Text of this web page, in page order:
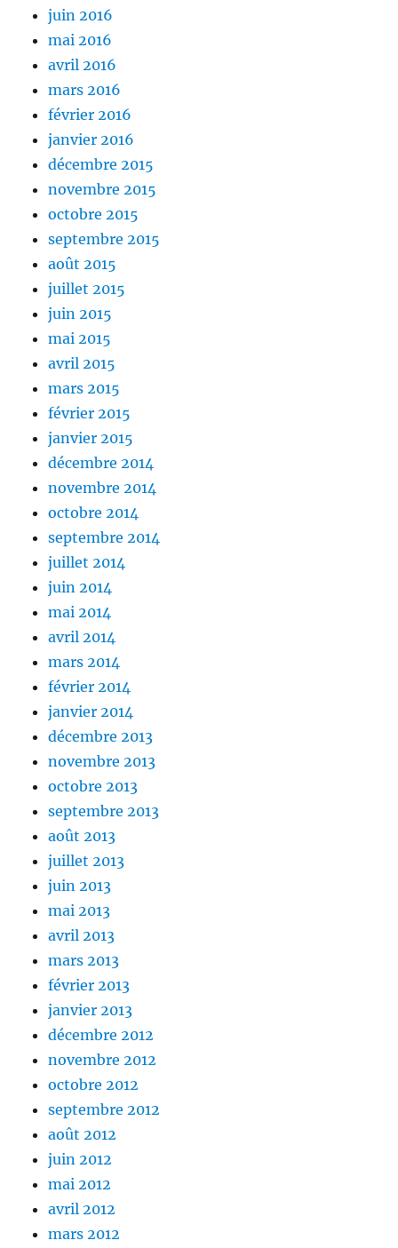
juin 2016
mai 2016
avril 2016
mars 2016
février 2016
janvier 2016
décembre 2015
novembre 2015
octobre 2015
septembre 2015
août 2015
juillet 2015
juin 2015
mai 2015
avril 2015
mars 2015
février 2015
janvier 2015
décembre 2014
novembre 2014
octobre 2014
septembre 2014
juillet 2014
juin 2014
mai 2014
avril 2014
mars 2014
février 2014
janvier 2014
décembre 2013
novembre 2013
octobre 2013
septembre 2013
août 2013
juillet 2013
juin 2013
mai 2013
avril 2013
mars 2013
février 2013
janvier 2013
décembre 2012
novembre 2012
octobre 2012
septembre 2012
août 2012
juin 2012
mai 2012
avril 2012
mars 2012